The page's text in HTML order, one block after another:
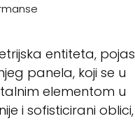
entiteta, pojas
panela, koji se u
elementom u
i sofisticirani oblici,